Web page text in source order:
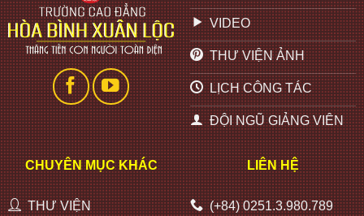
VIDEO
THƯ VIỆN ẢNH
LỊCH CÔNG TÁC
ĐỘI NGŨ GIẢNG VIÊN
CHUYÊN MỤC KHÁC
THƯ VIỆN
LIÊN HỆ
(+84) 0251.3.980.789